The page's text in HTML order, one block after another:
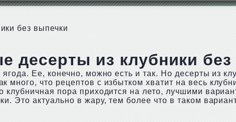
без выпечки
десерты из клубники
ягода. Ее, конечно, можно есть и так. Но десерты из
много, что рецептов с избытком хватит на весь
клубничная пора приходится на лето, лучшими
Это актуально в жару, тем более что в таком